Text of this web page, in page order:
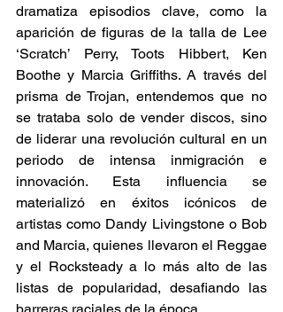
dramatiza episodios clave, como la
aparición de figuras de la talla de Lee
‘Scratch’ Perry, Toots Hibbert, Ken
Boothe y Marcia Griffiths. A través del
prisma de Trojan, entendemos que no
se trataba solo de vender discos, sino
de liderar una revolución cultural en un
periodo de intensa inmigración e
innovación. Esta influencia se
materializó en éxitos icónicos de
artistas como Dandy Livingstone o Bob
and Marcia, quienes llevaron el Reggae
y el Rocksteady a lo más alto de las
listas de popularidad, desafiando las